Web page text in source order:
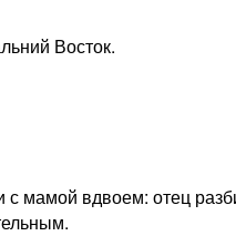
Восток.
мамой вдвоем: отец